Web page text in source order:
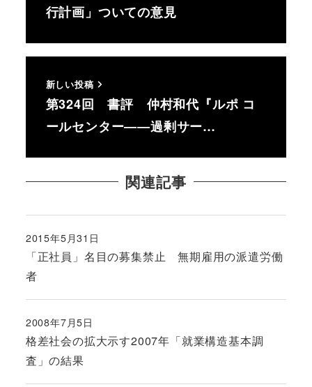
行計画」ついての意見
新しい投稿
第324回 書評 仲村和代『ルポ コ
ールセンター――過剰サー…
関連記事
「正社員」名目の募集禁止 無期雇用の派遣労働
者
投稿日
2015年5月31日
格差社会の拡大示す2007年「就業構造基本調
査」の結果
投稿日
2008年7月5日